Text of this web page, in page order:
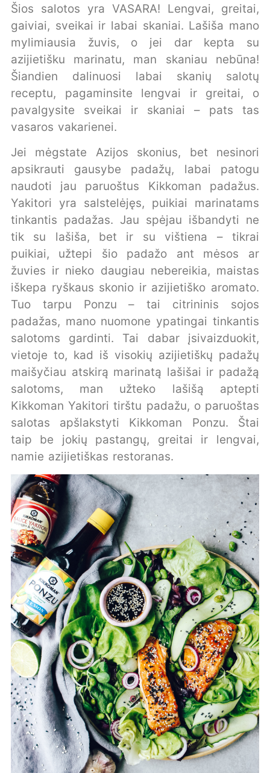
Šios salotos yra VASARA! Lengvai, greitai,
gaiviai, sveikai ir labai skaniai. Lašiša mano
mylimiausia žuvis, o jei dar kepta su
azijietišku marinatu, man skaniau nebūna!
Šiandien dalinuosi labai skanių salotų
receptu, pagaminsite lengvai ir greitai, o
pavalgysite sveikai ir skaniai – pats tas
vasaros vakarienei.
Jei mėgstate Azijos skonius, bet nesinori
apsikrauti gausybe padažų, labai patogu
naudoti jau paruoštus Kikkoman padažus.
Yakitori yra salstelėjęs, puikiai marinatams
tinkantis padažas. Jau spėjau išbandyti ne
tik su lašiša, bet ir su vištiena – tikrai
puikiai, užtepi šio padažo ant mėsos ar
žuvies ir nieko daugiau nebereikia, maistas
iškepa ryškaus skonio ir azijietiško aromato.
Tuo tarpu Ponzu – tai citrininis sojos
padažas, mano nuomone ypatingai tinkantis
salotoms gardinti. Tai dabar įsivaizduokit,
vietoje to, kad iš visokių azijietiškų padažų
maišyčiau atskirą marinatą lašišai ir padažą
salotoms, man užteko lašišą aptepti
Kikkoman Yakitori tirštu padažu, o paruoštas
salotas apšlakstyti Kikkoman Ponzu. Štai
taip be jokių pastangų, greitai ir lengvai,
namie azijietiškas restoranas.